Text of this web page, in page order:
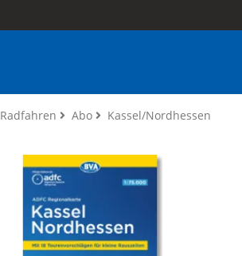
Radfahren Abo Kassel/Nordhessen